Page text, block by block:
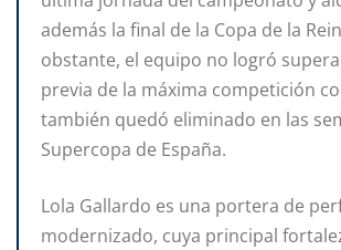
además la final de la Copa de la
obstante, el equipo no logró
previa de la máxima competición
también quedó eliminado en las
Supercopa de España.
Lola Gallardo es una portera de
modernizado, cuya principal